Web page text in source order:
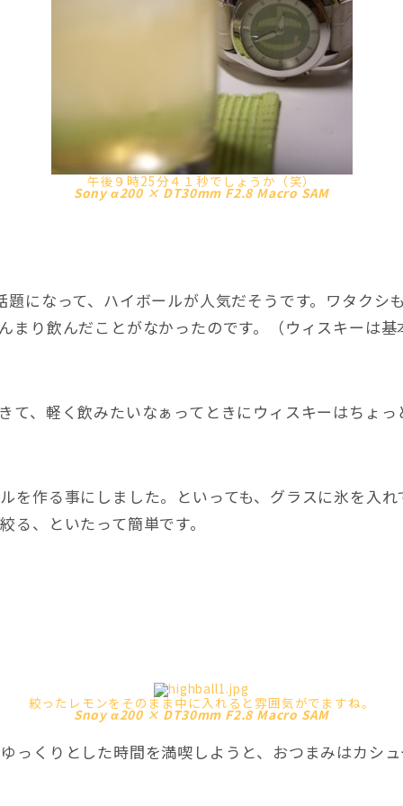
午後９時25分４１秒でしょうか（笑）
Sony α200 × DT30mm F2.8 Macro SAM
になって、ハイボールが人気だそうです。ワタクシ
まり飲んだことがなかったのです。（ウィスキーは
て、軽く飲みたいなぁってときにウィスキーはちょ
を作る事にしました。といっても、グラスに氷を入
る、といたって簡単です。
絞ったレモンをそのまま中に入れると雰囲気がでますね。
Snoy α200 × DT30mm F2.8 Macro SAM
っくりとした時間を満喫しようと、おつまみはカシ